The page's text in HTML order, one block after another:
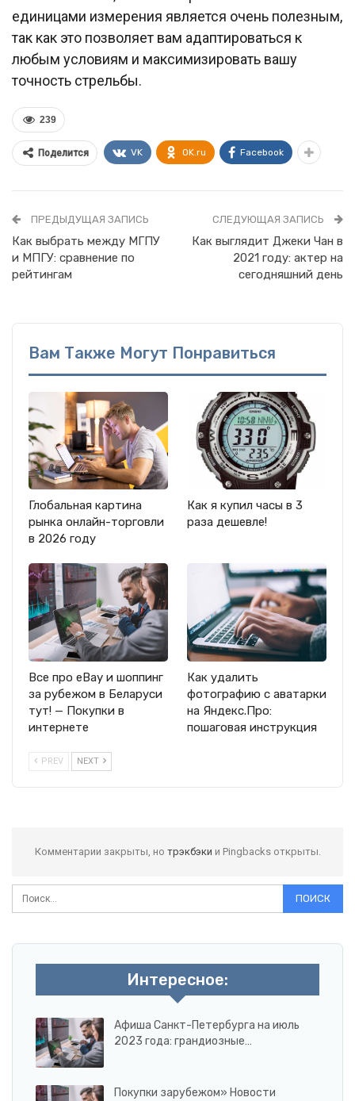
единицами измерения является очень полезным,
так как это позволяет вам адаптироваться к
любым условиям и максимизировать вашу
точность стрельбы.
239
Поделится VK OK.ru Facebook
ПРЕДЫДУЩАЯ ЗАПИСЬ
Как выбрать между МГПУ
и МПГУ: сравнение по
рейтингам
СЛЕДУЮЩАЯ ЗАПИСЬ
Как выглядит Джеки Чан в
2021 году: актер на
сегодняшний день
Вам Также Могут Понравиться
Глобальная картина
рынка онлайн-торговли
в 2026 году
Как я купил часы в 3
раза дешевле!
Все про eBay и шоппинг
за рубежом в Беларуси
тут! — Покупки в
интернете
Как удалить
фотографию с аватарки
на Яндекс.Про:
пошаговая инструкция
PREV NEXT
Комментарии закрыты, но трэкбэки и Pingbacks открыты.
Интересное:
Афиша Санкт-Петербурга на июль
2023 года: грандиозные…
Покупки зарубежом» Новости